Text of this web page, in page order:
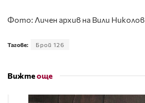
Фото: Личен архив на Вили Николов
Тагове: Брой 126
Вижтеоще